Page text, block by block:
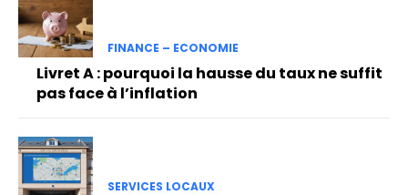
FINANCE – ECONOMIE
Livret A : pourquoi la hausse du taux ne suffit
pas face à l’inflation
SERVICES LOCAUX